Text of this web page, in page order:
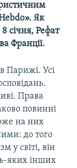
Як
січня, Рефат
Франції.
Парижі. Усі
Права
повинні
на них
до того
у світі, він
яких інших